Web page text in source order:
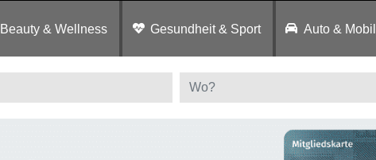
Beauty & Wellness Gesundheit & Sport Auto & Mobil